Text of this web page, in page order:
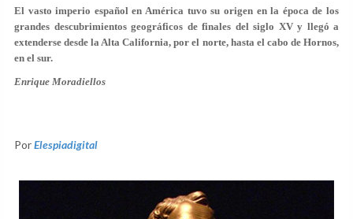
El vasto imperio español en América tuvo su origen en la época de los
grandes descubrimientos geográficos de finales del siglo XV y llegó a
extenderse desde la Alta California, por el norte, hasta el cabo de Hornos,
en el sur.
Enrique Moradiellos
PorElespiadigital